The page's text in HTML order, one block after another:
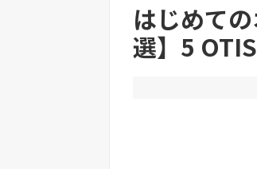
はじめて
選】5